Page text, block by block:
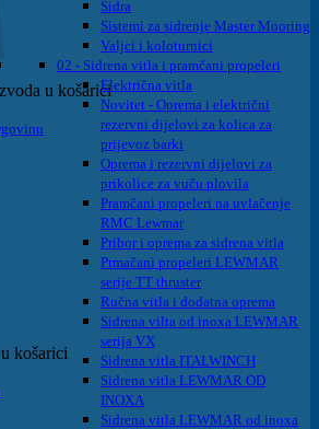
u košarici
košarici
Sidra
Sistemi za sidrenje Master Mooring
Valjci i koloturnici
02 - Sidrena vitla i pramčani propeleri
Električna vitla
Novitet - Oprema i električni
rezervni dijelovi za kolica za
prijevoz barki
Oprema i rezervni dijelovi za
prikolice za vuču plovila
Pramčani propeleri na uvlačenje
RMC Lewmar
Pribor i oprema za sidrena vitla
Prmačani propeleri LEWMAR
serije TT thruster
Ručna vitla i dodatna oprema
Sidrena vilta od inoxa LEWMAR
serija VX
Sidrena vitla ITALWINCH
Sidrena vitla LEWMAR OD
INOXA
Sidrena vitla LEWMAR od inoxa